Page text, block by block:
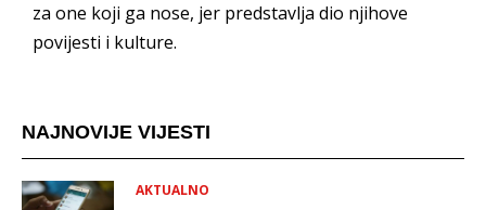
za one koji ga nose, jer predstavlja dio njihove
povijesti i kulture.
NAJNOVIJE VIJESTI
AKTUALNO